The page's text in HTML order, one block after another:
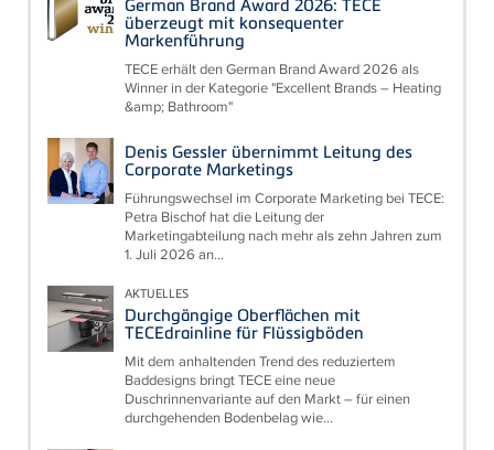
überzeugt mit konsequenter
Markenführung
TECE erhält den German Brand Award 2026 als
Winner in der Kategorie "Excellent Brands – Heating
&amp; Bathroom"
Denis Gessler übernimmt Leitung des
Corporate Marketings
Führungswechsel im Corporate Marketing bei TECE:
Petra Bischof hat die Leitung der
Marketingabteilung nach mehr als zehn Jahren zum
1. Juli 2026 an...
AKTUELLES
Durchgängige Oberflächen mit
TECEdrainline für Flüssigböden
Mit dem anhaltenden Trend des reduziertem
Baddesigns bringt TECE eine neue
Duschrinnenvariante auf den Markt – für einen
durchgehenden Bodenbelag wie...